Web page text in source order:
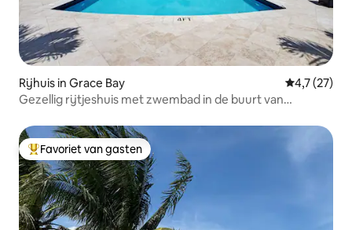
Rijhuis in Grace Bay
4,7 (27)
Gezellig rijtjeshuis met zwembad in de buurt van
Topfavoriet van gasten
Favoriet van gasten